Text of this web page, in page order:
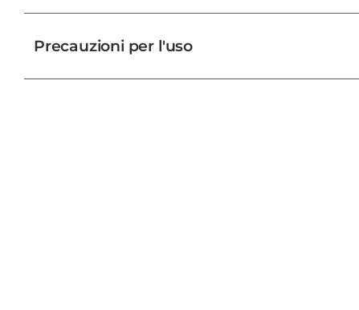
Precauzioni per l'uso